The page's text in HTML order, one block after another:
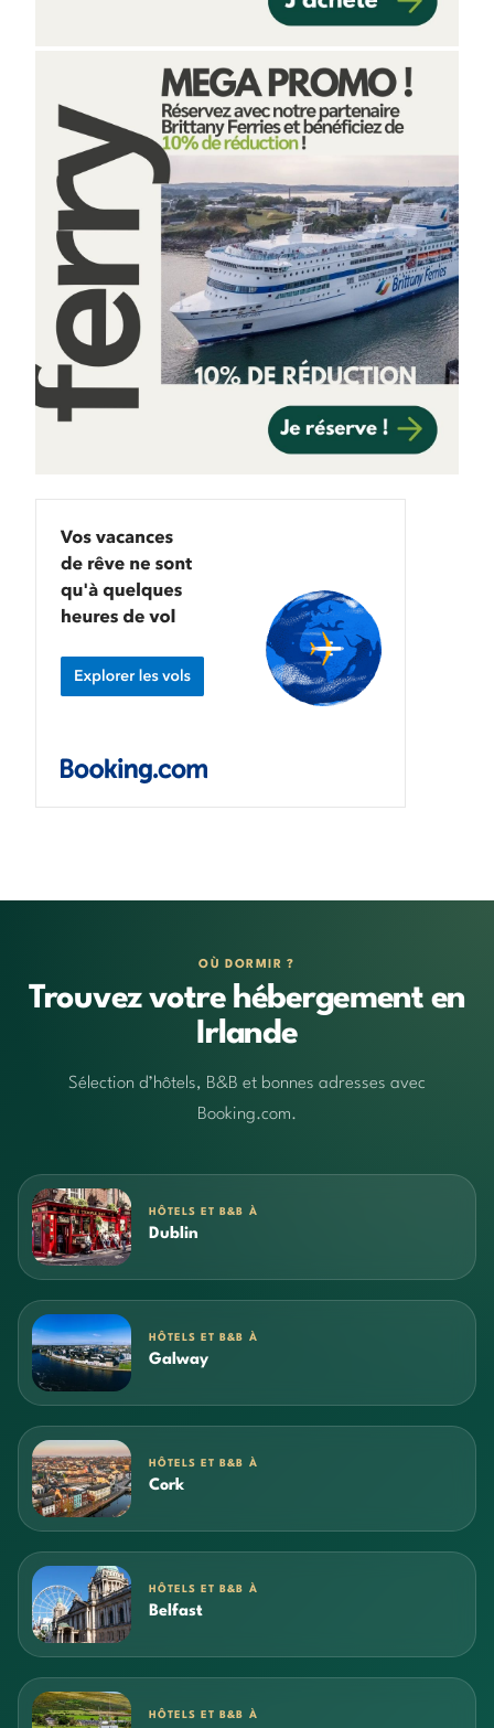
OÙ DORMIR ?
Trouvez votre hébergement en
Irlande
Sélection d’hôtels, B&B et bonnes adresses avec
Booking.com.
HÔTELS ET B&B À
Dublin
HÔTELS ET B&B À
Galway
HÔTELS ET B&B À
Cork
HÔTELS ET B&B À
Belfast
HÔTELS ET B&B À